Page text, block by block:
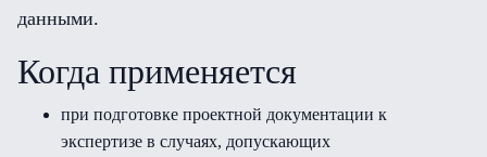
данными.
Когда применяется
при подготовке проектной документации к
экспертизе в случаях, допускающих